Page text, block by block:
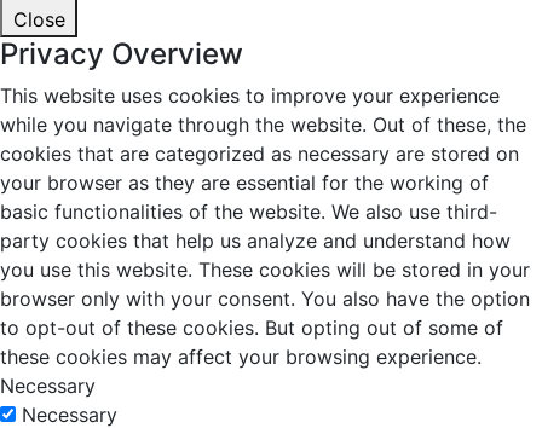
Close
Privacy Overview
This website uses cookies to improve your experience
while you navigate through the website. Out of these, the
cookies that are categorized as necessary are stored on
your browser as they are essential for the working of
basic functionalities of the website. We also use third-
party cookies that help us analyze and understand how
you use this website. These cookies will be stored in your
browser only with your consent. You also have the option
to opt-out of these cookies. But opting out of some of
these cookies may affect your browsing experience.
Necessary
Necessary